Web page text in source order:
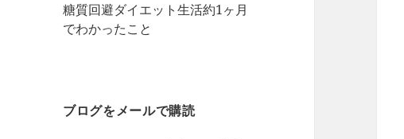
糖質回避ダイエット生活約1ヶ月
でわかったこと
ブログをメールで購読